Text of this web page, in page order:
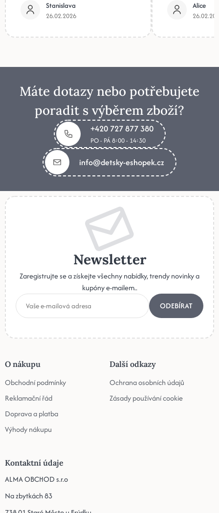
Stanislava
26.02.2026
Alice
Máte dotazy nebo potřebujete
poradit s výběrem zboží?
+420 727 877 380
PO - PÁ 8:00 - 14:30
info@detsky-eshopek.cz
Newsletter
Zaregistrujte se a získejte všechny nabídky, trendy novinky a
kupóny e-mailem..
ODEBÍRAT
O nákupu
Obchodní podmínky
Reklamační řád
Doprava a platba
Výhody nákupu
Další odkazy
Ochrana osobních údajů
Zásady používání cookie
Kontaktní údaje
ALMA OBCHOD s.r.o
Na zbytkách 83